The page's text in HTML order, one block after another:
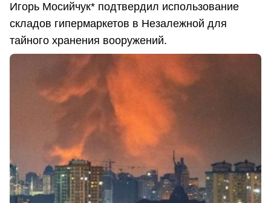
Игорь Мосийчук* подтвердил использование
складов гипермаркетов в Незалежной для
тайного хранения вооружений.